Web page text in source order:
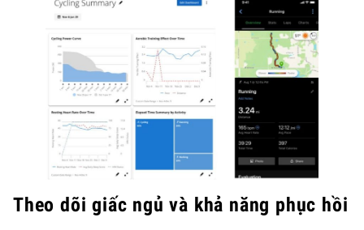
Theo dõi giấc ngủ và khả năng phục hồi